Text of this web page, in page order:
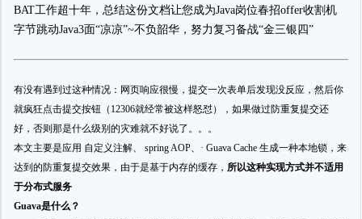
BAT工作超十年，总结这份文档让您成为Java岗位春招offer收割机
字节跳动Java3面“凉凉”~不负韶华，努力复习备战“金三银四”
有没有遇到过这种情况：网页响应很慢，提交一次表单后发现没反应，然后你
就疯狂点击提交按钮（12306就经常被这样怒怼），如果做过防重复提交还
好，否则那是什么级别的灾难就不好说了。。。
本文主要是应用 自定义注解、 spring AOP、· Guava Cache 生成一种本地锁，来
达到的防重复提交效果，由于是基于内存的缓存， 所以这种实现方式并不适用
于分布式服务
Guava是什么？